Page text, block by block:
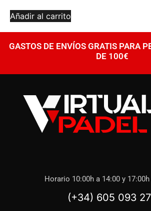
Añadir al carrito
GASTOS DE ENVÍOS GRATIS PARA
DE 100€
Horario 10:00h a 14:00 y
(+34) 605 093